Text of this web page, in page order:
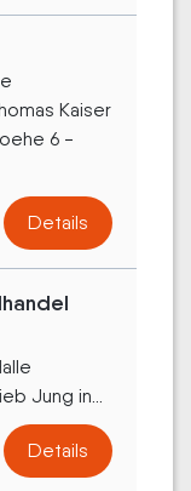
Kaiser
6 -
Details
Jung in...
Details